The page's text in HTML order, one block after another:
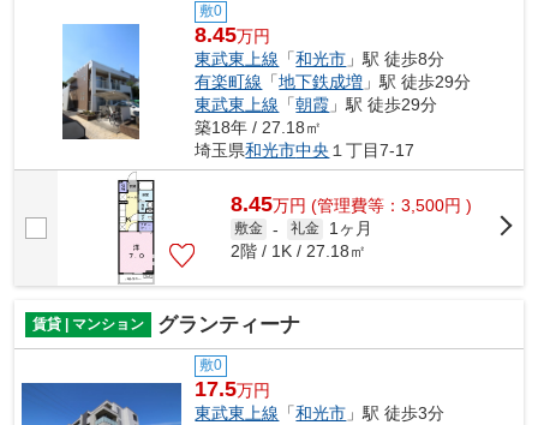
敷0
8.45万円
東武東上線 「和光市 」駅 徒歩8分
有楽町線 「地下鉄成増 」駅 徒歩29分
東武東上線 「朝霞 」駅 徒歩29分
築18年 / 27.18㎡
埼玉県和光市中央 １丁目7-17
8.45万円 (管理費等：3,500円 )
敷金 - 礼金
1ヶ月
2階 / 1K / 27.18㎡
賃貸 | マンション グランティーナ
敷0
17.5万円
東武東上線 「和光市 」駅 徒歩3分